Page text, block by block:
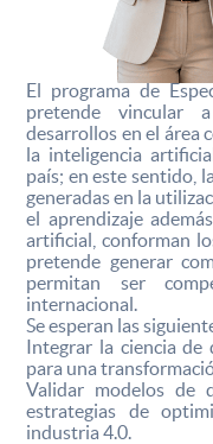
El programa de
pretende vincular
desarrollos en el área
la inteligencia
país; en este sentido,
generadas en la
el aprendizaje
artificial, conforman
pretende generar
permitan ser
internacional.
Se esperan las
Integrar la ciencia de
para una
Validar modelos de
estrategias de
industria 4.0.